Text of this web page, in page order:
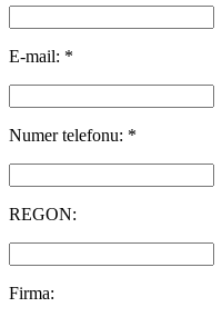
E-mail: *
Numer telefonu: *
REGON:
Firma: